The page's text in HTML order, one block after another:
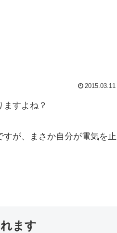
2015.03.11
すよね？
が、まさか自分が電気を止
ます